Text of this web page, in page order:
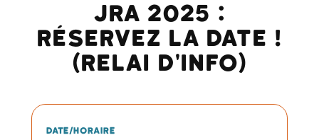
JRA 2025 :
réservez la date !
(relai d'info)
Date/horaire